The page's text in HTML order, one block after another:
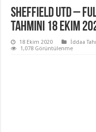
Sheffield Utd –
Tahmini 18 Ekim
18 Ekim 2020 İddaa
1,078 Görüntülenme